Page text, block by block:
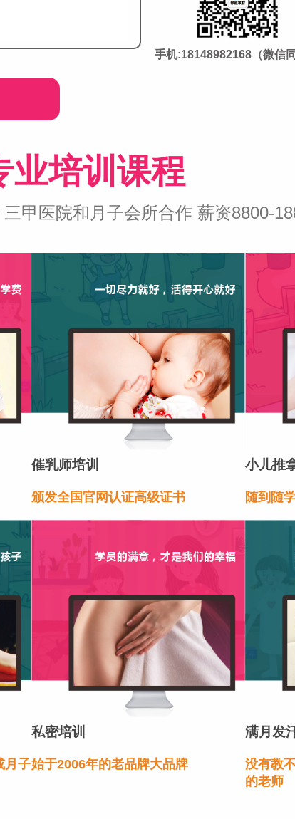
手机:18148982168（微信同
业培训课程
甲医院和月子会所合作 薪资8800-
催乳师培训
颁发全国官网认证高级证书
小儿推
随到随
月子
私密培训
始于2006年的老品牌大品牌
满月发
没有教
的老师